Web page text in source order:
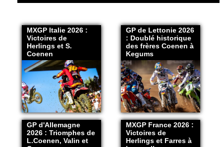
MXGP Italie 2026 :
Victoires de
Herlings et S.
Coenen
GP de Lettonie 2026
: Doublé historique
des frères Coenen à
Kegums
GP d'Allemagne
2026 : Triomphes de
L.Coenen, Valin et
MXGP France 2026 :
Victoires de
Herlings et Farres à